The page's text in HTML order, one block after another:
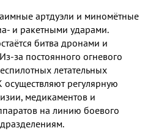
артдуэли и миномётные
- и ракетными ударами.
битва дронами и
Из-за постоянного огневого
летательных
регулярную
, медикаментов и
на линию боевого
.